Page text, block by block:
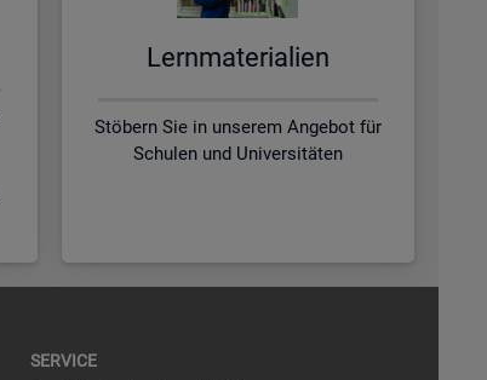
Lern­ma­te­ria­li­en
Stöbern Sie in unserem Angebot für
Schulen und Universitäten
SER­VICE